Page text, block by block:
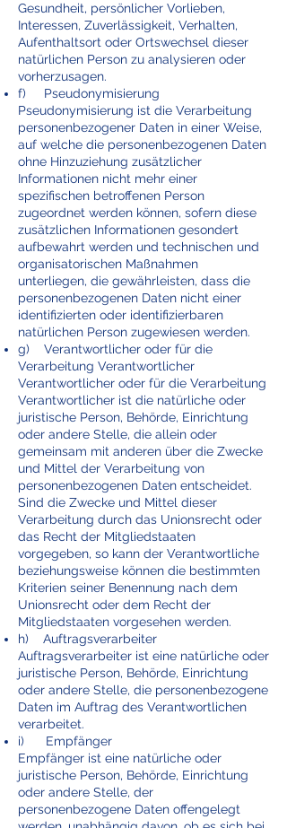
Gesundheit, persönlicher Vorlieben,
Interessen, Zuverlässigkeit, Verhalten,
Aufenthaltsort oder Ortswechsel dieser
natürlichen Person zu analysieren oder
vorherzusagen.
f) Pseudonymisierung
Pseudonymisierung ist die Verarbeitung
personenbezogener Daten in einer Weise,
auf welche die personenbezogenen Daten
ohne Hinzuziehung zusätzlicher
Informationen nicht mehr einer
spezifischen betroffenen Person
zugeordnet werden können, sofern diese
zusätzlichen Informationen gesondert
aufbewahrt werden und technischen und
organisatorischen Maßnahmen
unterliegen, die gewährleisten, dass die
personenbezogenen Daten nicht einer
identifizierten oder identifizierbaren
natürlichen Person zugewiesen werden.
g) Verantwortlicher oder für die
Verarbeitung Verantwortlicher
Verantwortlicher oder für die Verarbeitung
Verantwortlicher ist die natürliche oder
juristische Person, Behörde, Einrichtung
oder andere Stelle, die allein oder
gemeinsam mit anderen über die Zwecke
und Mittel der Verarbeitung von
personenbezogenen Daten entscheidet.
Sind die Zwecke und Mittel dieser
Verarbeitung durch das Unionsrecht oder
das Recht der Mitgliedstaaten
vorgegeben, so kann der Verantwortliche
beziehungsweise können die bestimmten
Kriterien seiner Benennung nach dem
Unionsrecht oder dem Recht der
Mitgliedstaaten vorgesehen werden.
h) Auftragsverarbeiter
Auftragsverarbeiter ist eine natürliche oder
juristische Person, Behörde, Einrichtung
oder andere Stelle, die personenbezogene
Daten im Auftrag des Verantwortlichen
verarbeitet.
i) Empfänger
Empfänger ist eine natürliche oder
juristische Person, Behörde, Einrichtung
oder andere Stelle, der
personenbezogene Daten offengelegt